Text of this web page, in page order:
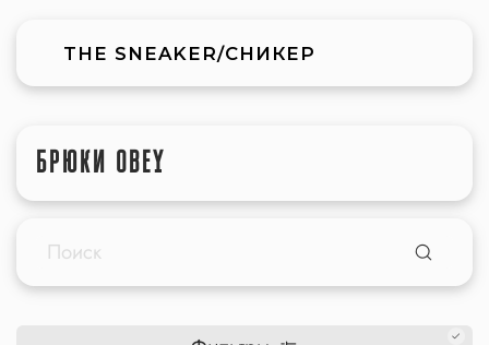
THE SNEAKER/СНИКЕР
БРЮКИ OBEY